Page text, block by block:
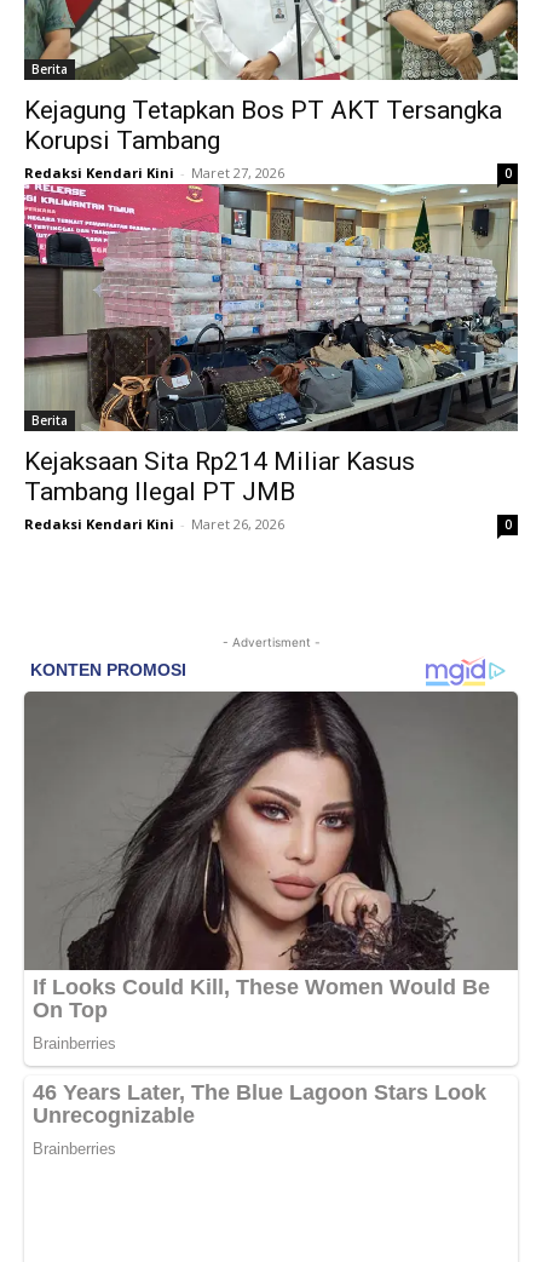
Berita
Kejagung Tetapkan Bos PT AKT Tersangka
Korupsi Tambang
Redaksi Kendari Kini - Maret 27, 2026 0
Berita
Kejaksaan Sita Rp214 Miliar Kasus
Tambang Ilegal PT JMB
Redaksi Kendari Kini - Maret 26, 2026 0
- Advertisment -